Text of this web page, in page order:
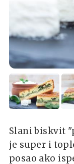
Slani biskvit
je super i
posao ako